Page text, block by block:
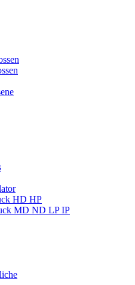
HD HP
MD ND LP IP